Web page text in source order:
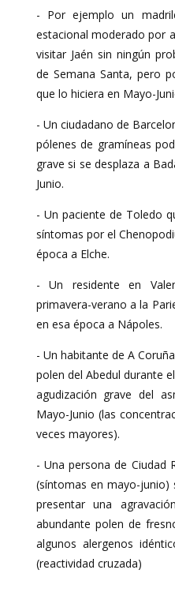
- Por ejemplo un
estacional moderado por
visitar Jaén sin ningún
de Semana Santa, pero
que lo hiciera en Mayo-
- Un ciudadano de
pólenes de gramíneas
grave si se desplaza a
Junio.
- Un paciente de Toledo
síntomas por el
época a Elche.
- Un residente en
primavera-verano a la
en esa época a Nápoles.
- Un habitante de A
polen del Abedul durante
agudización grave del
Mayo-Junio (las
veces mayores).
- Una persona de Ciudad
(síntomas en mayo-junio)
presentar una
abundante polen de
algunos alergenos
(reactividad cruzada)